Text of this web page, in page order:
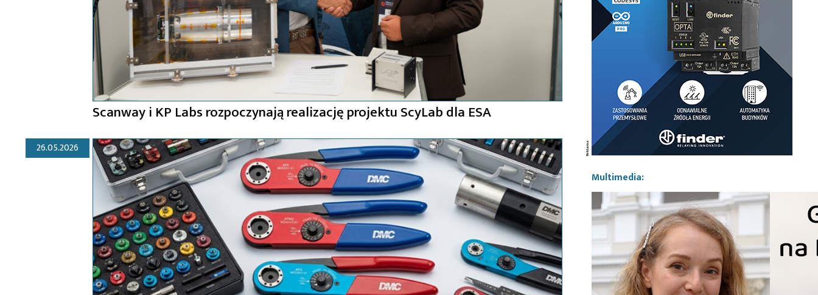
Scanway i KP Labs rozpoczynają realizację projektu ScyLab dla ESA
26.05.2026
Multimedia: